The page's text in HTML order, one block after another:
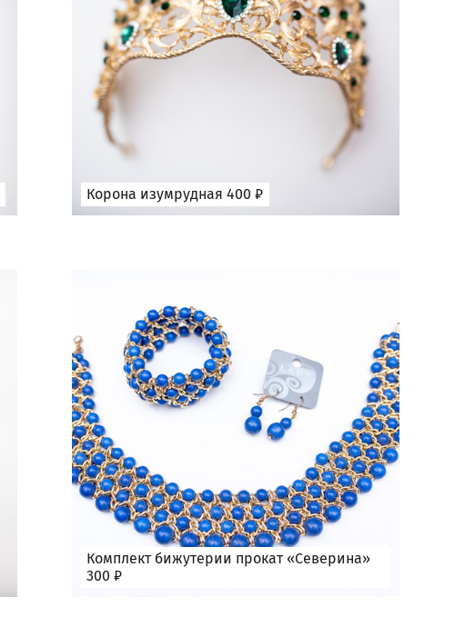
Корона изумрудная 400 ₽
Комплект бижутерии прокат «Северина»
300 ₽